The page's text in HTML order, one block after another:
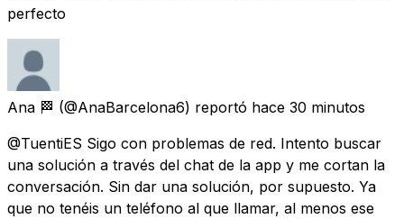
perfecto
Ana 🏁 (@AnaBarcelona6) reportó hace 30 minutos
@TuentiES Sigo con problemas de red. Intento buscar
una solución a través del chat de la app y me cortan la
conversación. Sin dar una solución, por supuesto. Ya
que no tenéis un teléfono al que llamar, al menos ese